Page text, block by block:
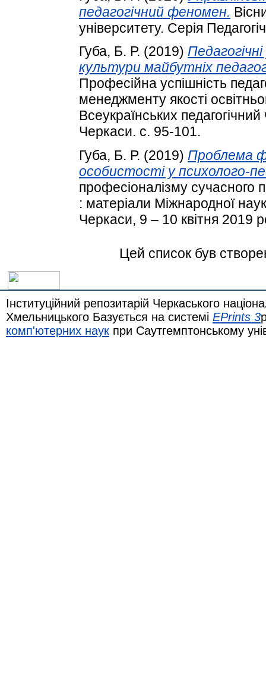
педагогічний феномен.
університету. Серія
Губа, Б. Р. (2019)
культури майбутніх
Професійна успішність
менеджменту якості
Всеукраїнських
Черкаси. с. 95-101.
Губа, Б. Р. (2019) Проблема
особистості у психолого-
професіоналізму сучасного
: матеріали Міжнародної
Черкаси, 9 – 10 квітня 2019
Цей список був
Інституційний репозитарій Черкаського
Хмельницького Базується на системі EPrints 3
комп'ютерних наук при Саутгемптонському